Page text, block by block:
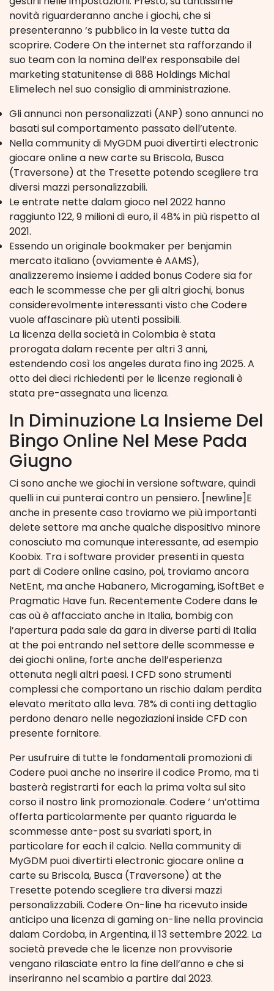
novità riguarderanno anche i giochi, che si
presenteranno ‘s pubblico in la veste tutta da
scoprire. Codere On the internet sta rafforzando il
suo team con la nomina dell’ex responsabile del
marketing statunitense di 888 Holdings Michal
Elimelech nel suo consiglio di amministrazione.
Gli annunci non personalizzati (ANP) sono annunci no
basati sul comportamento passato dell’utente.
Nella community di MyGDM puoi divertirti electronic
giocare online a new carte su Briscola, Busca
(Traversone) at the Tresette potendo scegliere tra
diversi mazzi personalizzabili.
Le entrate nette dalam gioco nel 2022 hanno
raggiunto 122, 9 milioni di euro, il 48% in più rispetto al
2021.
Essendo un originale bookmaker per benjamin
mercato italiano (ovviamente è AAMS),
analizzeremo insieme i added bonus Codere sia for
each le scommesse che per gli altri giochi, bonus
considerevolmente interessanti visto che Codere
vuole affascinare più utenti possibili.
La licenza della società in Colombia è stata
prorogata dalam recente per altri 3 anni,
estendendo così los angeles durata fino ing 2025. A
otto dei dieci richiedenti per le licenze regionali è
stata pre-assegnata una licenza.
In Diminuzione La Insieme Del
Bingo Online Nel Mese Pada
Giugno
Ci sono anche we giochi in versione software, quindi
quelli in cui punterai contro un pensiero. [newline]E
anche in presente caso troviamo we più importanti
delete settore ma anche qualche dispositivo minore
conosciuto ma comunque interessante, ad esempio
Koobix. Tra i software provider presenti in questa
part di Codere online casino, poi, troviamo ancora
NetEnt, ma anche Habanero, Microgaming, iSoftBet e
Pragmatic Have fun. Recentemente Codere dans le
cas où è affacciato anche in Italia, bombig con
l’apertura pada sale da gara in diverse parti di Italia
at the poi entrando nel settore delle scommesse e
dei giochi online, forte anche dell’esperienza
ottenuta negli altri paesi. I CFD sono strumenti
complessi che comportano un rischio dalam perdita
elevato meritato alla leva. 78% di conti ing dettaglio
perdono denaro nelle negoziazioni inside CFD con
presente fornitore.
Per usufruire di tutte le fondamentali promozioni di
Codere puoi anche no inserire il codice Promo, ma ti
basterà registrarti for each la prima volta sul sito
corso il nostro link promozionale. Codere ‘ un’ottima
offerta particolarmente per quanto riguarda le
scommesse ante-post su svariati sport, in
particolare for each il calcio. Nella community di
MyGDM puoi divertirti electronic giocare online a
carte su Briscola, Busca (Traversone) at the
Tresette potendo scegliere tra diversi mazzi
personalizzabili. Codere On-line ha ricevuto inside
anticipo una licenza di gaming on-line nella provincia
dalam Cordoba, in Argentina, il 13 settembre 2022. La
società prevede che le licenze non provvisorie
vengano rilasciate entro la fine dell’anno e che si
inseriranno nel scambio a partire dal 2023.